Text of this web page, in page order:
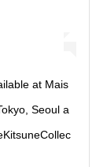
at Mais
Seoul a